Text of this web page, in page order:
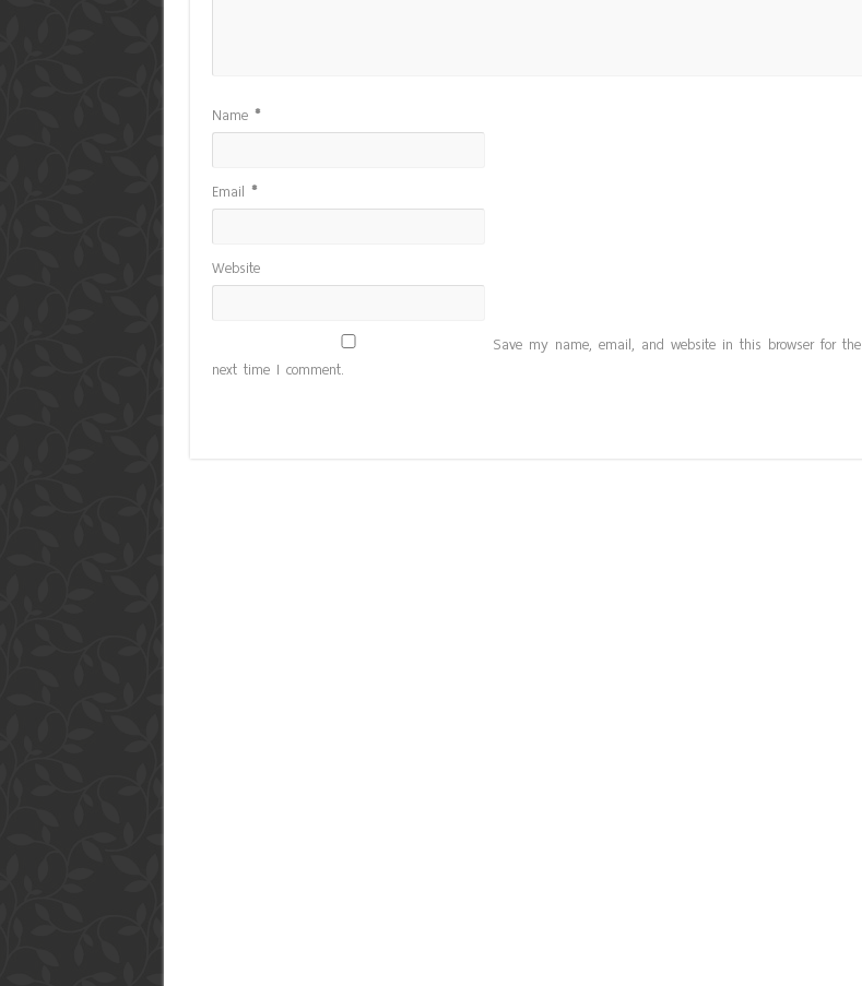
Name *
Email *
Website
Save my name, email, and website in this browser for the
next time I comment.